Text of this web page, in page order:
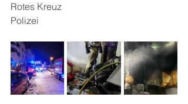
Rotes Kreuz
Polizei